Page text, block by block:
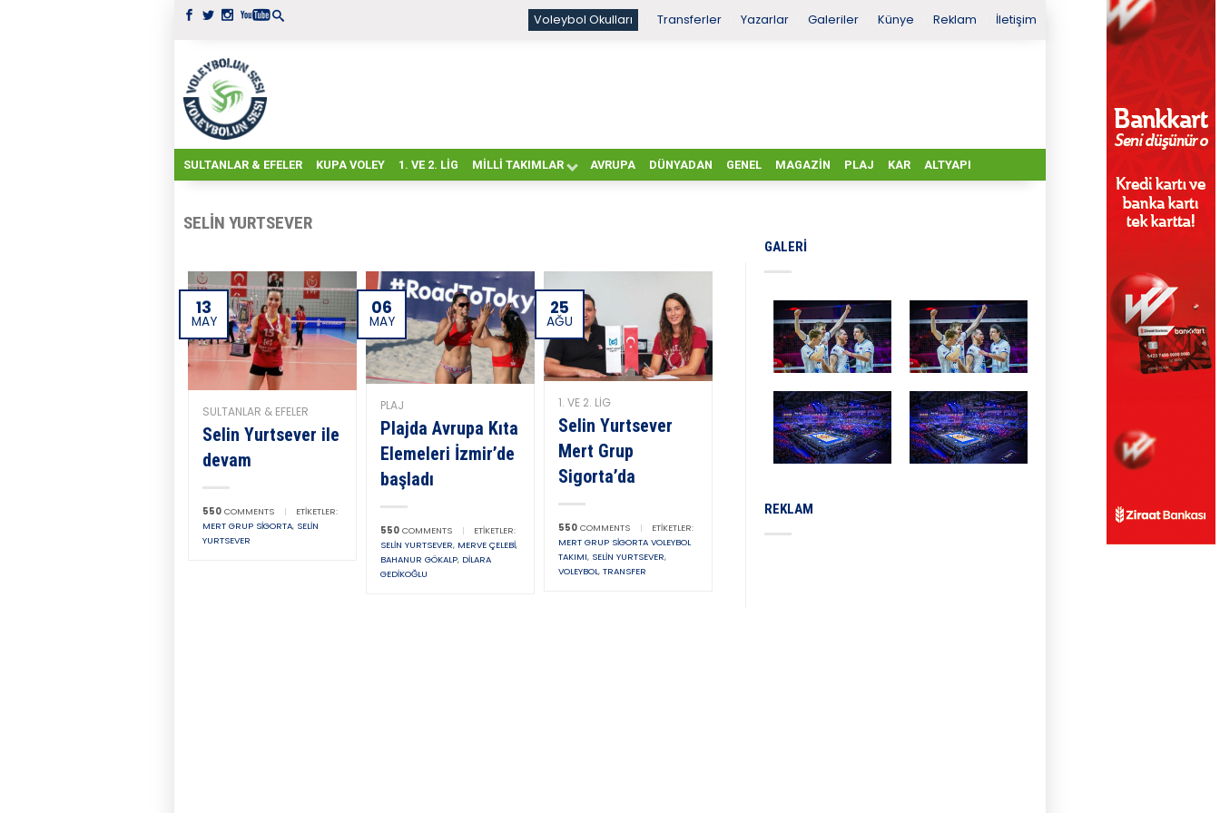
Voleybol Okulları Transferler Yazarlar Galeriler Künye Reklam İletişim
SULTANLAR & EFELER KUPA VOLEY 1. VE 2. LIG MILLI TAKIMLAR AVRUPA DÜNYADAN GENEL MAGAZIN PLAJ KAR ALTYAPI
SELIN YURTSEVER
13
MAY
SULTANLAR & EFELER
Selin Yurtsever ile
devam
550 COMMENTS |
ETIKETLER:
MERT GRUP SIGORTA, SELIN
YURTSEVER
06
MAY
PLAJ
Plajda Avrupa Kıta
Elemeleri İzmir’de
başladı
550 COMMENTS |
ETIKETLER:
SELIN YURTSEVER, MERVE ÇELEBI,
BAHANUR GÖKALP, DILARA
GEDIKOĞLU
25
AĞU
1. VE 2. LIG
Selin Yurtsever
Mert Grup
Sigorta’da
550 COMMENTS |
ETIKETLER:
MERT GRUP SIGORTA VOLEYBOL
TAKIMI, SELIN YURTSEVER,
VOLEYBOL, TRANSFER
GALERI
REKLAM